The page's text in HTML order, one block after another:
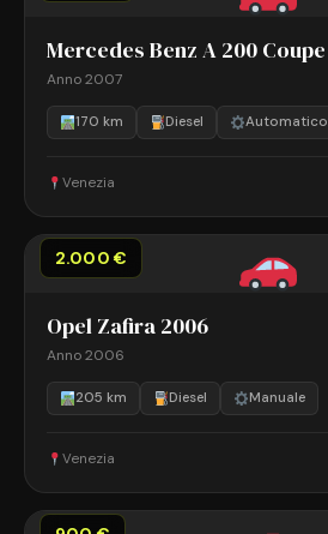
Mercedes Benz A 200 Coupe
Anno 2007
170 km Diesel Automatico
Venezia
2.000 €
Opel Zafira 2006
Anno 2006
205 km Diesel Manuale
Venezia